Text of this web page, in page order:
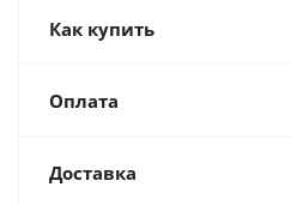
Как купить
Оплата
Доставка